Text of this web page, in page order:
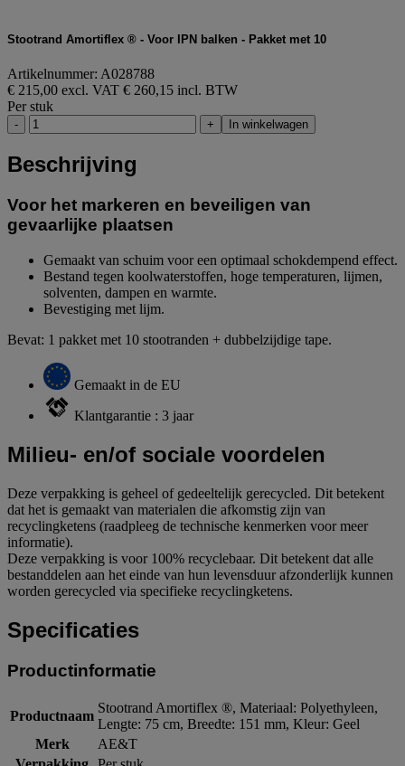
Stootrand Amortiflex ® - Voor IPN balken - Pakket met 10
Artikelnummer: A028788
€ 215,00 excl. VAT € 260,15 incl. BTW
Per stuk
- + In winkelwagen
Beschrijving
Voor het markeren en beveiligen van
gevaarlijke plaatsen
Gemaakt van schuim voor een optimaal schokdempend effect.
Bestand tegen koolwaterstoffen, hoge temperaturen, lijmen,
solventen, dampen en warmte.
Bevestiging met lijm.
Bevat: 1 pakket met 10 stootranden + dubbelzijdige tape.
Gemaakt in de EU
Klantgarantie : 3 jaar
Milieu- en/of sociale voordelen
Deze verpakking is geheel of gedeeltelijk gerecycled. Dit betekent
dat het is gemaakt van materialen die afkomstig zijn van
recyclingketens (raadpleeg de technische kenmerken voor meer
informatie).
Deze verpakking is voor 100% recyclebaar. Dit betekent dat alle
bestanddelen aan het einde van hun levensduur afzonderlijk kunnen
worden gerecycled via specifieke recyclingketens.
Specificaties
Productinformatie
Productnaam
Stootrand Amortiflex ®, Materiaal: Polyethyleen,
Lengte: 75 cm, Breedte: 151 mm, Kleur: Geel
Merk
AE&T